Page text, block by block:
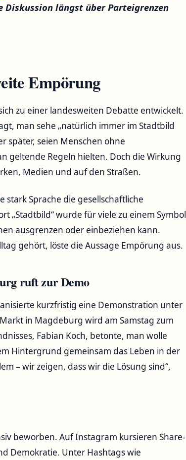
längst über Parteigrenzen
Empörung
zu einer landesweiten Debatte entwickelt.
man sehe „natürlich immer im Stadtbild
später, seien Menschen ohne
geltende Regeln hielten. Doch die Wirkung
Medien und auf den Straßen.
Sprache die gesellschaftliche
„Stadtbild“ wurde für viele zu einem Symbol
ausgrenzen oder einbeziehen kann.
gehört, löste die Aussage Empörung aus.
ruft zur Demo
kurzfristig eine Demonstration unter
in Magdeburg wird am Samstag zum
Fabian Koch, betonte, man wolle
Hintergrund gemeinsam das Leben in der
– wir zeigen, dass wir die Lösung sind“,
beworben. Auf Instagram kursieren Share-
Demokratie. Unter Hashtags wie